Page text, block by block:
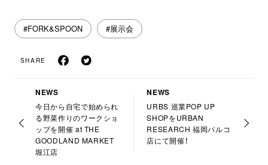
#FORK&SPOON #展示会
SHARE
NEWS
今日から自宅で始められ
る野菜作りのワークショ
ップを開催 at THE
GOODLAND MARKET
堀江店
NEWS
URBS 巡業POP UP
SHOPをURBAN
RESEARCH 福岡パルコ
店にて開催！